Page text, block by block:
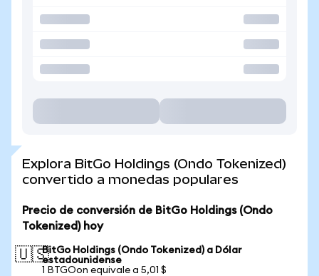
Explora BitGo Holdings (Ondo Tokenized)
convertido a monedas populares
Precio de conversión de BitGo Holdings (Ondo
Tokenized) hoy
🇺🇸BitGo Holdings (Ondo Tokenized) a Dólar
estadounidense
1 BTGOon equivale a 5,01 $